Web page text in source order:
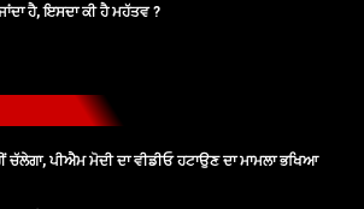
ਹੈ, ਇਸਦਾ ਕੀ ਹੈ ਮਹੱਤਵ ?
ਚੱਲੇਗਾ, ਪੀਐਮ ਮੋਦੀ ਦਾ ਵੀਡੀਓ ਹਟਾਉਣ ਦਾ ਮਾਮਲਾ ਭਖਿਆ